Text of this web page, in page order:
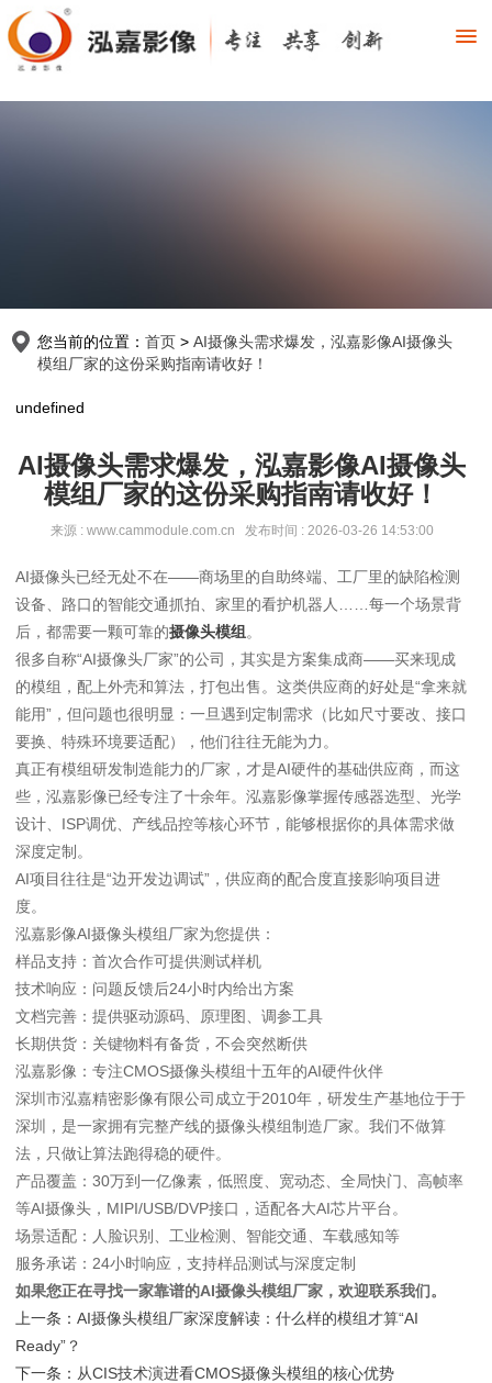
您当前的位置： 首页 > AI摄像头需求爆发，泓嘉影像AI摄像头
模组厂家的这份采购指南请收好！
undefined
AI摄像头需求爆发，泓嘉影像AI摄像头
模组厂家的这份采购指南请收好！
来源 : www.cammodule.com.cn 发布时间 : 2026-03-26 14:53:00
AI摄像头已经无处不在——商场里的自助终端、工厂里的缺陷检测
设备、路口的智能交通抓拍、家里的看护机器人……每一个场景背
后，都需要一颗可靠的摄像头模组 。
很多自称“AI摄像头厂家”的公司，其实是方案集成商——买来现成
的模组，配上外壳和算法，打包出售。这类供应商的好处是“拿来就
能用”，但问题也很明显：一旦遇到定制需求（比如尺寸要改、接口
要换、特殊环境要适配），他们往往无能为力。
真正有模组研发制造能力的厂家，才是AI硬件的基础供应商，而这
些，泓嘉影像已经专注了十余年。泓嘉影像掌握传感器选型、光学
设计、ISP调优、产线品控等核心环节，能够根据你的具体需求做
深度定制。
AI项目往往是“边开发边调试”，供应商的配合度直接影响项目进
度。
泓嘉影像AI摄像头模组厂家为您提供：
样品支持：首次合作可提供测试样机
技术响应：问题反馈后24小时内给出方案
文档完善：提供驱动源码、原理图、调参工具
长期供货：关键物料有备货，不会突然断供
泓嘉影像：专注CMOS摄像头模组十五年的AI硬件伙伴
深圳市泓嘉精密影像有限公司成立于2010年，研发生产基地位于于
深圳，是一家拥有完整产线的摄像头模组制造厂家。我们不做算
法，只做让算法跑得稳的硬件。
产品覆盖：30万到一亿像素，低照度、宽动态、全局快门、高帧率
等AI摄像头，MIPI/USB/DVP接口，适配各大AI芯片平台。
场景适配：人脸识别、工业检测、智能交通、车载感知等
服务承诺：24小时响应，支持样品测试与深度定制
如果您正在寻找一家靠谱的AI摄像头模组厂家，欢迎联系我们。
上一条： AI摄像头模组厂家深度解读：什么样的模组才算“AI
Ready”？
下一条： 从CIS技术演进看CMOS摄像头模组的核心优势